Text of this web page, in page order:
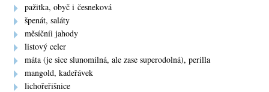
pažitka, obyč i česneková
špenát, saláty
měsíčníi jahody
listový celer
máta (je sice slunomilná, ale zase superodolná), perilla
mangold, kadeřávek
lichořeřišnice